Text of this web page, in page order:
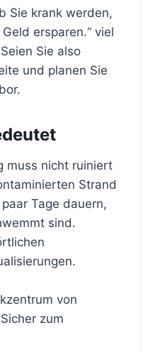
Sie krank werden,
ersparen.“ viel
Sie also
und planen Sie
muss nicht ruiniert
Strand
Tage dauern,
sind.
von
Sicher zum